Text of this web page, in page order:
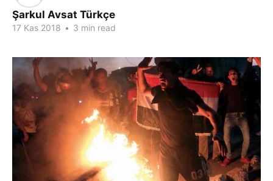
Şarkul Avsat Türkçe
17 Kas 2018 • 3 min read